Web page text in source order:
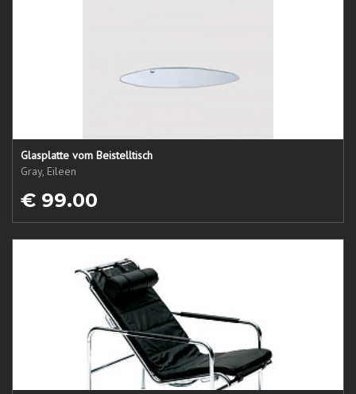
Glasplatte vom Beistelltisch
Gray, Eileen
€ 99.00